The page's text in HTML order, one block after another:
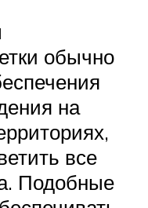
обычно
на
все
Подобные